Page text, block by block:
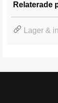
Relaterade
Lager &